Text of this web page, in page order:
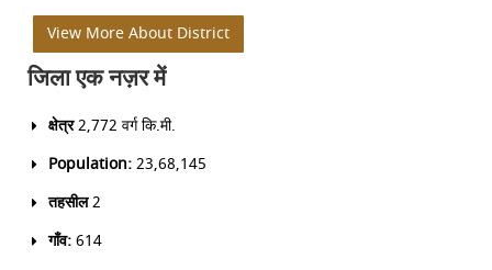
View More About District
जिला एक नज़र में
क्षेत्र2,772 वर्ग कि.मी.
Population:23,68,145
तहसील2
गाँव:614